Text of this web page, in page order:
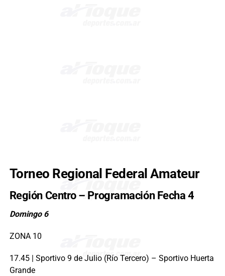
Torneo Regional Federal Amateur
Región Centro – Programación Fecha 4
Domingo 6
ZONA 10
17.45 | Sportivo 9 de Julio (Río Tercero) – Sportivo Huerta
Grande